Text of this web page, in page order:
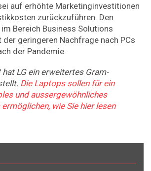
auf erhöhte Marketinginvestitionen
zurückzuführen. Den
Bereich Business Solutions
der geringeren Nachfrage nach PCs
der Pandemie.
hat LG ein erweitertes Gram-
Die Laptops sollen für ein
und aussergewöhnliches
wie Sie hier lesen